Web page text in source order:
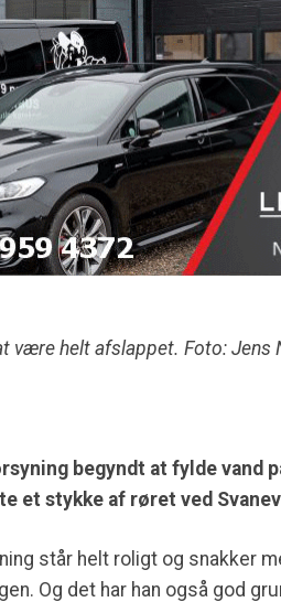
være helt afslappet. Foto: Jens
begyndt at fylde vand
et stykke af røret ved
står helt roligt og snakker
Og det har han også god